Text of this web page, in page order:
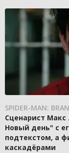
SPIDER-MAN:
Сценарист Макс
Новый день" с
подтекстом, а
каскадёрами